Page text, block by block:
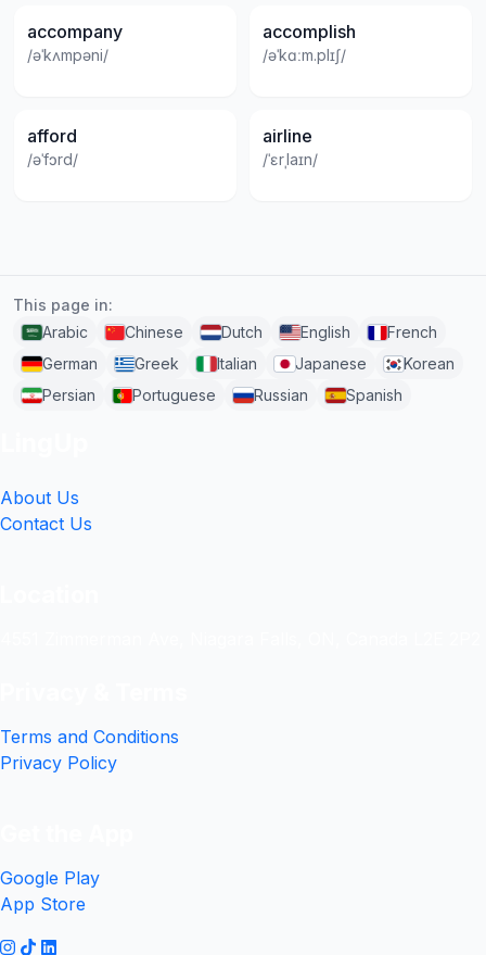
accompany
/əˈkʌmpəni/
accomplish
/əˈkɑːm.plɪʃ/
afford
/əˈfɔrd/
airline
/ˈɛrˌlaɪn/
This page in:
Arabic
Chinese Dutch English
French
German
Greek Italian Japanese
Korean
Persian
Portuguese Russian Spanish
About Us
Contact Us
Terms and Conditions
Privacy Policy
Google Play
App Store